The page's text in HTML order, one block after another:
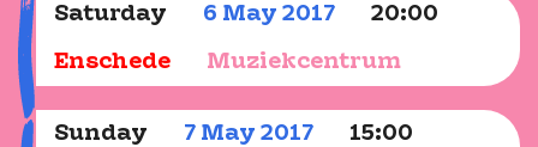
Saturday 6 May 2017 20:00
Enschede Muziekcentrum
Sunday 7 May 2017 15:00